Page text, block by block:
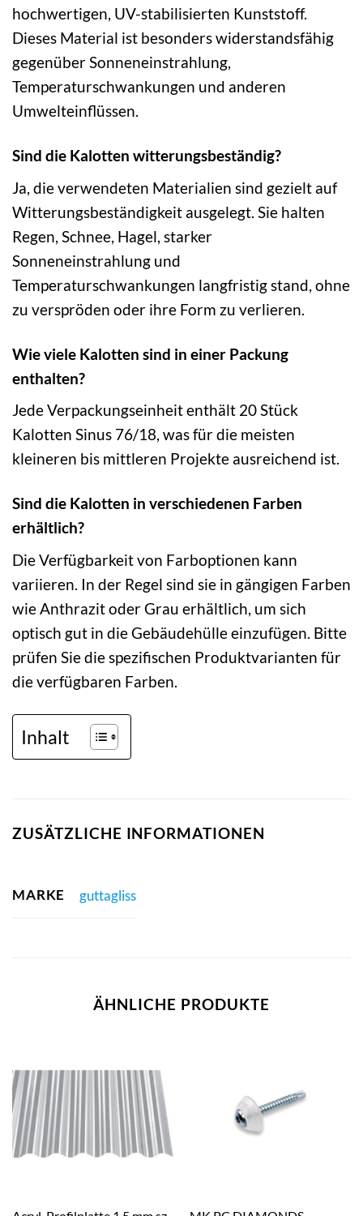
hochwertigen, UV-stabilisierten Kunststoff.
Dieses Material ist besonders widerstandsfähig
gegenüber Sonneneinstrahlung,
Temperaturschwankungen und anderen
Umwelteinflüssen.
Sind die Kalotten witterungsbeständig?
Ja, die verwendeten Materialien sind gezielt auf
Witterungsbeständigkeit ausgelegt. Sie halten
Regen, Schnee, Hagel, starker
Sonneneinstrahlung und
Temperaturschwankungen langfristig stand, ohne
zu verspröden oder ihre Form zu verlieren.
Wie viele Kalotten sind in einer Packung
enthalten?
Jede Verpackungseinheit enthält 20 Stück
Kalotten Sinus 76/18, was für die meisten
kleineren bis mittleren Projekte ausreichend ist.
Sind die Kalotten in verschiedenen Farben
erhältlich?
Die Verfügbarkeit von Farboptionen kann
variieren. In der Regel sind sie in gängigen Farben
wie Anthrazit oder Grau erhältlich, um sich
optisch gut in die Gebäudehülle einzufügen. Bitte
prüfen Sie die spezifischen Produktvarianten für
die verfügbaren Farben.
Inhalt
ZUSÄTZLICHE INFORMATIONEN
MARKE guttagliss
ÄHNLICHE PRODUKTE